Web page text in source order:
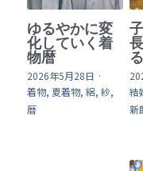
迷った時のギャ
戦国武将家紋シ
blog
ゆるやかに変
化していく着
物暦
2026年5月28日 ·
着物, 夏着物, 絽, 紗,
暦
結
新